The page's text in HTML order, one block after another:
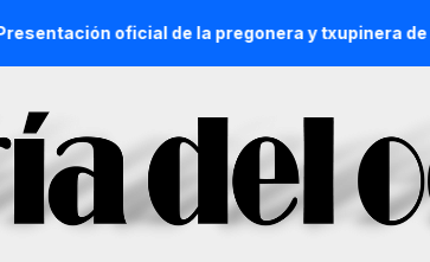
oficial de la pregonera y txupinera de Aste